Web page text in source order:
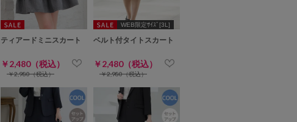
ティアードミニスカート
￥2,480（税込）
￥2,980（税込）
WEB限定ｻｲｽﾞ[3L]
ベルト付タイトスカート
￥2,480（税込）
￥2,980（税込）